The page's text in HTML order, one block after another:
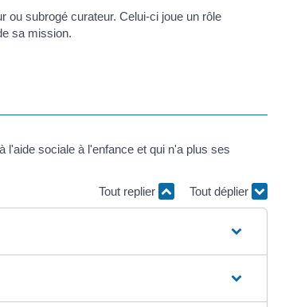
ou subrogé curateur. Celui-ci joue un rôle
sa mission.
l'aide sociale à l'enfance et qui n'a plus ses
Tout replier
Tout déplier